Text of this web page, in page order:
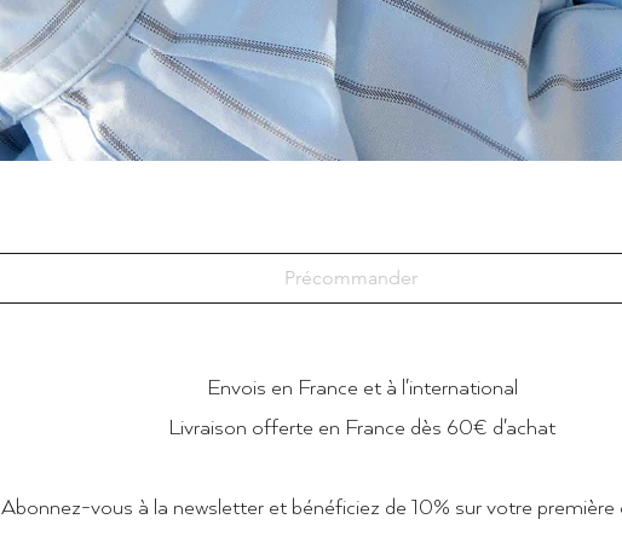
Précommander
Envois en France et à l'international
Livraison offerte en France dès 60€ d'achat
Abonnez-vous à la newsletter et bénéficiez de 10% sur votre première